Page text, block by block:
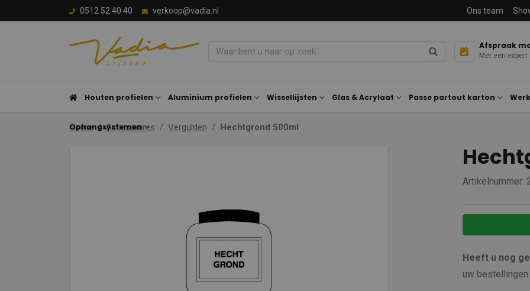
0512 52 40 40 verkoop@vadia.nl Ons team
Afspraak
Met een expert
Houten profielen Aluminium profielen Wissellijsten Glas & Acrylaat Passe partout karton
Ophangsystemen
Home Accessoires Vergulden Hechtgrond 500ml
Artikelnummer:
Heeft u nog
uw